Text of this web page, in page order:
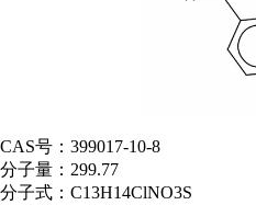
CAS号： 399017-10-8
分子量： 299.77
分子式： C13H14ClNO3S